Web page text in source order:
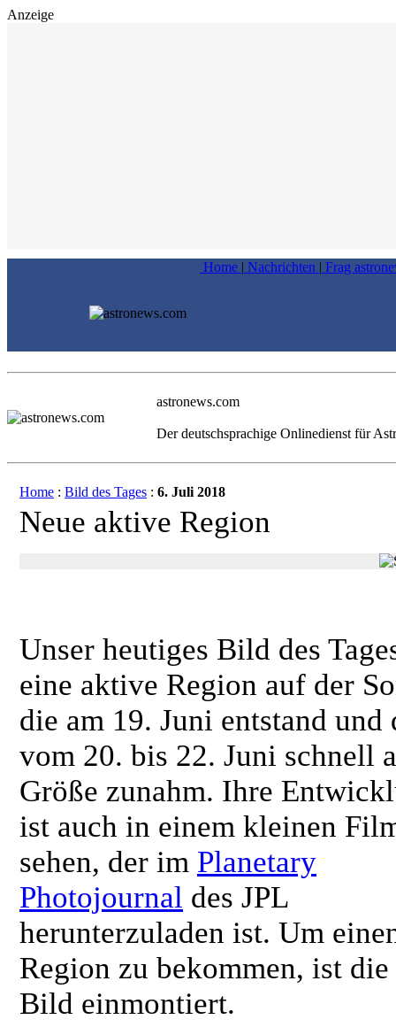
Anzeige
Home | Nachrichten | Frag
astronews.com
Der deutschsprachige Onlinedienst für
Home : Bild des Tages : 6. Juli 2018
Neue aktive Region
Unser heutiges Bild des
eine aktive Region auf der
die am 19. Juni entstand und
vom 20. bis 22. Juni schnell
Größe zunahm. Ihre
ist auch in einem kleinen
sehen, der im Planetary
Photojournal des JPL
herunterzuladen ist. Um
Region zu bekommen, ist
Bild einmontiert.